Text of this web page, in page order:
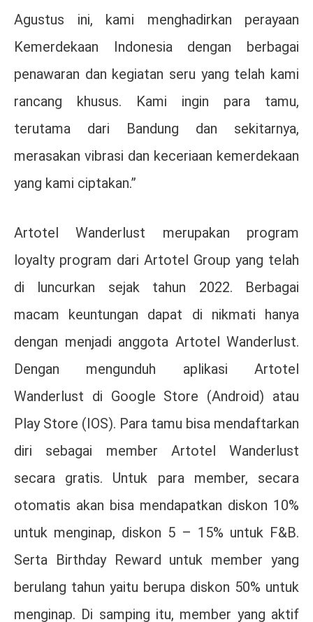
Agustus ini, kami menghadirkan perayaan
Kemerdekaan Indonesia dengan berbagai
penawaran dan kegiatan seru yang telah kami
rancang khusus. Kami ingin para tamu,
terutama dari Bandung dan sekitarnya,
merasakan vibrasi dan keceriaan kemerdekaan
yang kami ciptakan.”
Artotel Wanderlust merupakan program
loyalty program dari Artotel Group yang telah
di luncurkan sejak tahun 2022. Berbagai
macam keuntungan dapat di nikmati hanya
dengan menjadi anggota Artotel Wanderlust.
Dengan mengunduh aplikasi Artotel
Wanderlust di Google Store (Android) atau
Play Store (IOS). Para tamu bisa mendaftarkan
diri sebagai member Artotel Wanderlust
secara gratis. Untuk para member, secara
otomatis akan bisa mendapatkan diskon 10%
untuk menginap, diskon 5 – 15% untuk F&B.
Serta Birthday Reward untuk member yang
berulang tahun yaitu berupa diskon 50% untuk
menginap. Di samping itu, member yang aktif